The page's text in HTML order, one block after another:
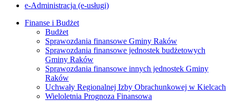
e-Administracja (e-usługi)
Finanse i Budżet
Budżet
Sprawozdania finansowe Gminy Raków
Sprawozdania finansowe jednostek budżetowych
Gminy Raków
Sprawozdania finansowe innych jednostek Gminy
Raków
Uchwały Regionalnej Izby Obrachunkowej w Kielcach
Wieloletnia Prognoza Finansowa